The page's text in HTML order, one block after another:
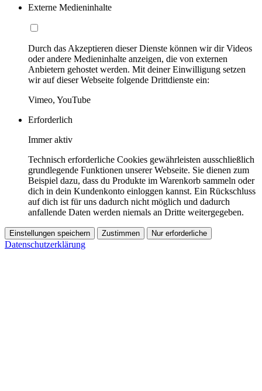
Externe Medieninhalte
Durch das Akzeptieren dieser Dienste können wir dir Videos
oder andere Medieninhalte anzeigen, die von externen
Anbietern gehostet werden. Mit deiner Einwilligung setzen
wir auf dieser Webseite folgende Drittdienste ein:
Vimeo, YouTube
Erforderlich
Immer aktiv
Technisch erforderliche Cookies gewährleisten ausschließlich
grundlegende Funktionen unserer Webseite. Sie dienen zum
Beispiel dazu, dass du Produkte im Warenkorb sammeln oder
dich in dein Kundenkonto einloggen kannst. Ein Rückschluss
auf dich ist für uns dadurch nicht möglich und dadurch
anfallende Daten werden niemals an Dritte weitergegeben.
Einstellungen speichern Zustimmen Nur erforderliche
Datenschutzerklärung